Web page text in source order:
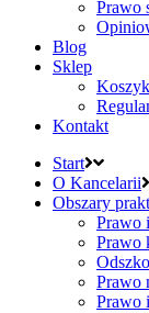
Prawo
Blog
Sklep
Koszyk
Kontakt
Start
O Kancelarii
Obszary
Prawo
Prawo
Prawo
Prawo